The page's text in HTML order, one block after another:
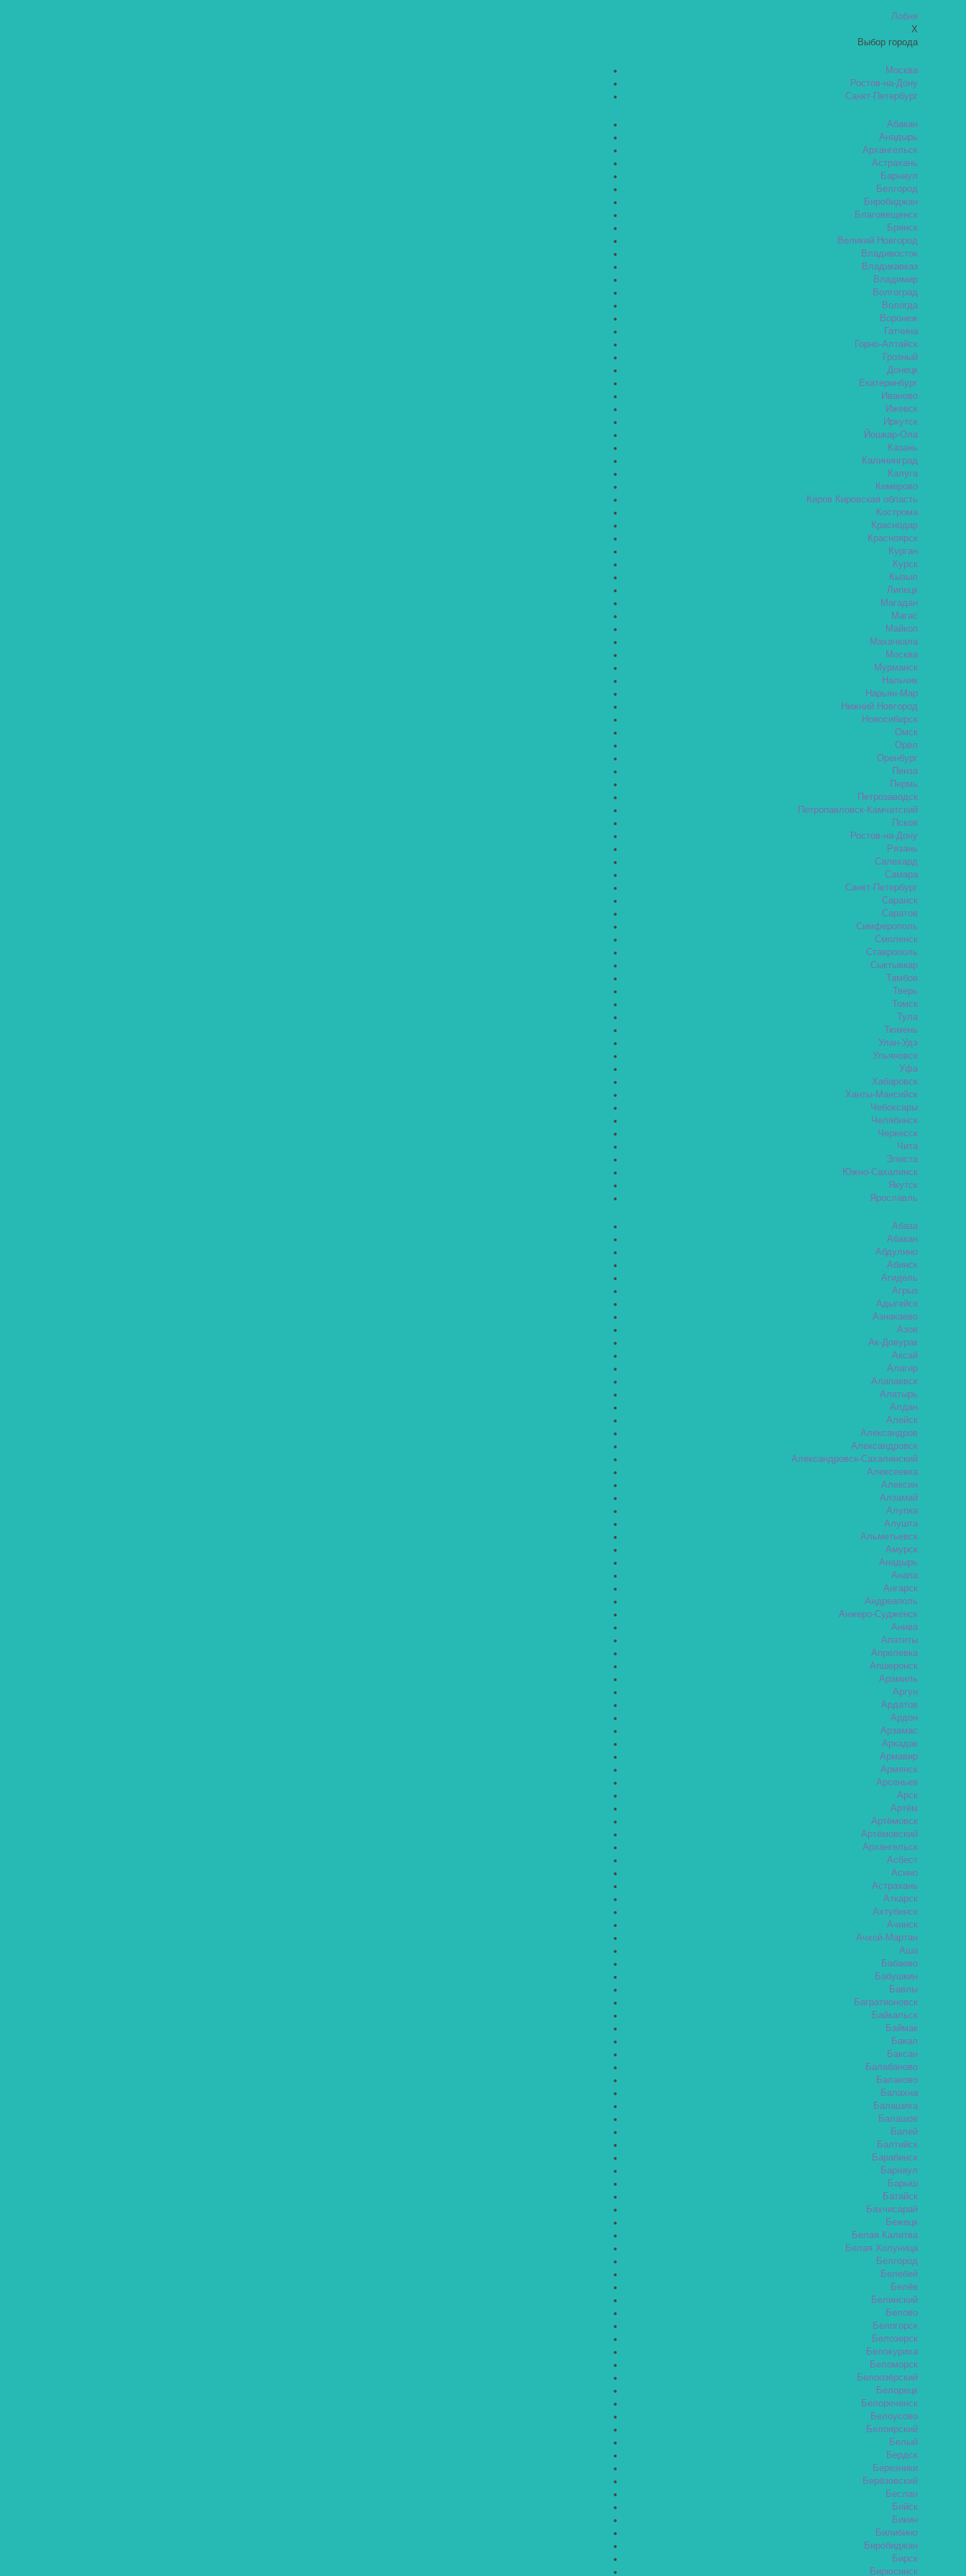
Лобня
X
Выбор города
Москва
Ростов-на-Дону
Санкт-Петербург
Абакан
Анадырь
Архангельск
Астрахань
Барнаул
Белгород
Биробиджан
Благовещенск
Брянск
Великий Новгород
Владивосток
Владикавказ
Владимир
Волгоград
Вологда
Воронеж
Гатчина
Горно-Алтайск
Грозный
Донецк
Екатеринбург
Иваново
Ижевск
Иркутск
Йошкар-Ола
Казань
Калининград
Калуга
Кемерово
Киров Кировская область
Кострома
Краснодар
Красноярск
Курган
Курск
Кызыл
Липецк
Магадан
Магас
Майкоп
Махачкала
Москва
Мурманск
Нальчик
Нарьян-Мар
Нижний Новгород
Новосибирск
Омск
Орёл
Оренбург
Пенза
Пермь
Петрозаводск
Петропавловск-Камчатский
Псков
Ростов-на-Дону
Рязань
Салехард
Самара
Санкт-Петербург
Саранск
Саратов
Симферополь
Смоленск
Ставрополь
Сыктывкар
Тамбов
Тверь
Томск
Тула
Тюмень
Улан-Удэ
Ульяновск
Уфа
Хабаровск
Ханты-Мансийск
Чебоксары
Челябинск
Черкесск
Чита
Элиста
Южно-Сахалинск
Якутск
Ярославль
Абаза
Абакан
Абдулино
Абинск
Агидель
Агрыз
Адыгейск
Азнакаево
Азов
Ак-Довурак
Аксай
Алагир
Алапаевск
Алатырь
Алдан
Алейск
Александров
Александровск
Александровск-Сахалинский
Алексеевка
Алексин
Алзамай
Алупка
Алушта
Альметьевск
Амурск
Анадырь
Анапа
Ангарск
Андреаполь
Анжеро-Судженск
Анива
Апатиты
Апрелевка
Апшеронск
Арамиль
Аргун
Ардатов
Ардон
Арзамас
Аркадак
Армавир
Армянск
Арсеньев
Арск
Артём
Артёмовск
Артёмовский
Архангельск
Асбест
Асино
Астрахань
Аткарск
Ахтубинск
Ачинск
Ачхой-Мартан
Аша
Бабаево
Бабушкин
Бавлы
Багратионовск
Байкальск
Баймак
Бакал
Баксан
Балабаново
Балаково
Балахна
Балашиха
Балашов
Балей
Балтийск
Барабинск
Барнаул
Барыш
Батайск
Бахчисарай
Бежецк
Белая Калитва
Белая Холуница
Белгород
Белебей
Белёв
Белинский
Белово
Белогорск
Белозерск
Белокуриха
Беломорск
Белоозёрский
Белорецк
Белореченск
Белоусово
Белоярский
Белый
Бердск
Березники
Берёзовский
Беслан
Бийск
Бикин
Билибино
Биробиджан
Бирск
Бирюсинск